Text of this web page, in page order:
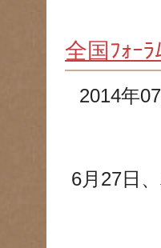
全国ﾌｫｰ
2014年
6月27日